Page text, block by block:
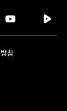
tv
침